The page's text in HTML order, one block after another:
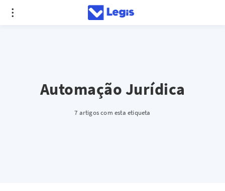
Automação Jurídica
7 artigos com esta etiqueta